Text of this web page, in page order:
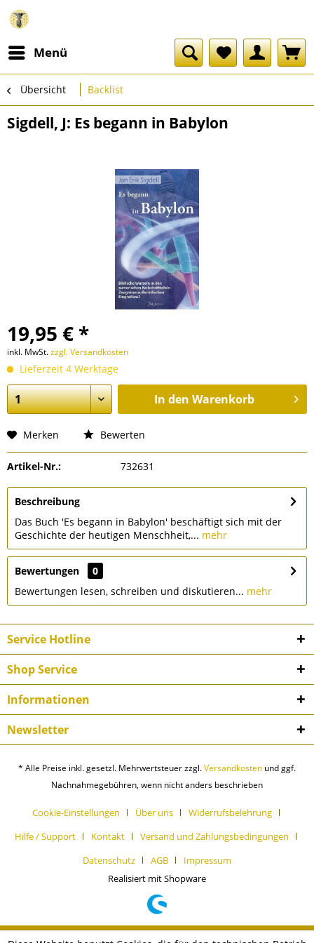
Menü
Übersicht Backlist
Sigdell, J: Es begann in Babylon
19,95 € *
inkl. MwSt.zzgl. Versandkosten
Lieferzeit 4 Werktage
In den Warenkorb
Merken Bewerten
Artikel-Nr.: 732631
Beschreibung
Das Buch 'Es begann in Babylon' beschäftigt sich mit der
Geschichte der heutigen Menschheit,... mehr
Bewertungen
0
Bewertungen lesen, schreiben und diskutieren... mehr
Service Hotline
Shop Service
Informationen
Newsletter
* Alle Preise inkl. gesetzl. Mehrwertsteuer zzgl.Versandkosten und ggf.
Nachnahmegebühren, wenn nicht anders beschrieben
Cookie-Einstellungen Über uns
Widerrufsbelehrung
Hilfe / Support
Kontakt
Versand und Zahlungsbedingungen
Datenschutz
AGB
Impressum
Realisiert mit Shopware